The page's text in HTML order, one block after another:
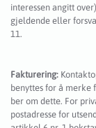
interessen angitt
gjeldende eller
11.
Fakturering:
benyttes for å merke
ber om dette. For
postadresse for